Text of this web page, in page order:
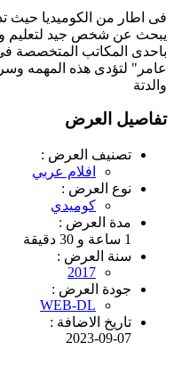
فى اطار من الكوميديا
يبحث عن شخص جيد لتعليم
باحدى المكاتب المتخصصة فى
عامر" لتؤدى هذه المهمه
والدتة
تفاصيل العرض
تصنيف العرض :
افلام عربي
نوع العرض :
كوميدي
مدة العرض :
1 ساعة و 30 دقيقة
سنة العرض :
2017
جودة العرض :
WEB-DL
تاريخ الاضافة :
2023-09-07